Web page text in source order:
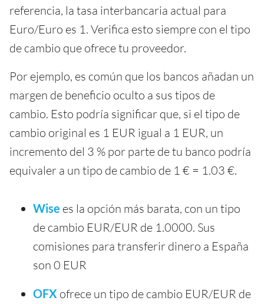
referencia, la tasa interbancaria actual para
Euro/Euro es 1. Verifica esto siempre con el tipo
de cambio que ofrece tu proveedor.
Por ejemplo, es común que los bancos añadan un
margen de beneficio oculto a sus tipos de
cambio. Esto podría significar que, si el tipo de
cambio original es 1 EUR igual a 1 EUR, un
incremento del 3 % por parte de tu banco podría
equivaler a un tipo de cambio de 1 € = 1.03 €.
Wise es la opción más barata, con un tipo
de cambio EUR/EUR de 1.0000. Sus
comisiones para transferir dinero a España
son 0 EUR
OFX ofrece un tipo de cambio EUR/EUR de